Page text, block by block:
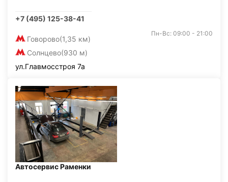
+7 (495) 125-38-41
Говорово(1,35 км)
Солнцево(930 м)
Пн-Вс: 09:00 - 21:00
ул.Главмосстроя 7а
Автосервис Раменки